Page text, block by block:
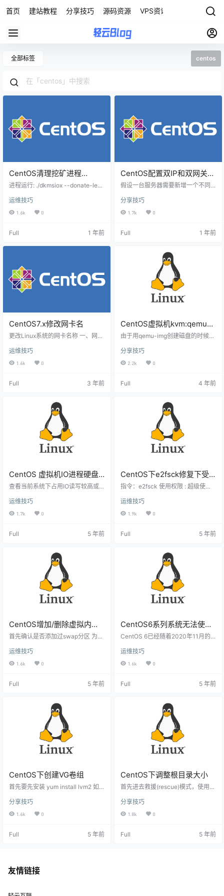
首页 建站教程 分享技巧 源码资源 VPS资讯
全部标签 centos
CentOS清理挖矿进程
dkmsiox
进程运行: ./dkmsiox --donate-leve
x/0 -k -B 查看 11337 端口的监听进
程： ss -tulnp | grep 11337 lsof -i :
a /proc/<PID>/exe # 查看真实路…
运维技巧
1.6k 0
Full 1 年前
CentOS配置双IP和双网关方
法
假设一台服务器需要新增一个不同
况，发现直接配置两个ip上去是不能
同时使用的，可使用此方法解决 操
100.1 / NETMASK: 255.255.255.0
分享技巧
1.7k 0
Full 1 年前
CentOS7.x修改网卡名
更改Linux系统的网卡名称 一、网卡
改为其他名称) [root@susubing ~]#
ifconfig ens33: flags=4163 mtu 15
00 inet 192.168.10.11 netmask 25
255 inet6 fe80::250:56ff:fe29:ea…
运维技巧
1.6k 0
Full 3 年前
CentOS虚拟机kvm:qemu-
kvm的qcow2磁盘的压缩
由于用qemu-img创建磁盘的时候，
盘整理软件，结果，磁盘镜像一下
子变得好大好大 压缩办法： qemu-i
mg convert -c -O qcow2 /dev/sh
qcow2 其中ocr.qcow2 是你的目标
2％，之前是15％ 压缩办法2：…
分享技巧
2.2k 0
Full 4 年前
CentOS 虚拟机IO进程硬盘
读写查看指令
查看当前系统下占用IO读写较高或
接执行 iotop 命令，然后看下图的显
示，查看那个进程的读写，找出进
程 应用场景可监控宿主机下IO读写
管理查找。
运维技巧
1.7k 0
Full 5 年前
CentOS下e2fsck修复下受
损的硬盘文件命令详解
指令：e2fsck 使用权限 : 超级使用
V] [-b superblock] [-B blocksize]
[-l|-L bad_blocks_file] [-C fd] devi
ce 说明 ： 检查使用 Linux ext2 档
数 ： device ： 预备检查的硬盘 par
运维技巧
1.9k 0
Full 5 年前
CentOS增加/删除虚拟内存
SWAP
首先确认是否添加过swap分区 为了
存中是否已经有swap: free -m 一般
情况下运行命令后会出现如下的内
1340 -/+ buffers/cache: 238 1602
运维技巧
1.6k 0
Full 5 年前
CentOS6系列系统无法使用
YUM解决办法
CentOS 6已经随着2020年11月的
Life），不过有一些老设备依然需要
支持，CentOS官方也给这些还不想
镜像不会再有更新了 官方便在12月2
会陆续将其删除。 不过有一些老设
备依然需要维持在当前系统，Cen
运维技巧
1.6k 0
Full 5 年前
CentOS下创建VG卷组
首先要先安装 yum install lvm2 如
@server ~]# pvcreate /dev/vda3
Physical volume "/dev/vda3" suc
olGroup01 /dev/vda3 Vo…
分享技巧
1.6k 0
Full 5 年前
CentOS下调整根目录大小
首先进去救援(rescue)模式，使用fd
vda: 1 TiB, 1099511627776 bytes,
2147483648 sectors Units: sector
2 bytes I/O size …
分享技巧
1.8k 0
Full 5 年前
友情链接